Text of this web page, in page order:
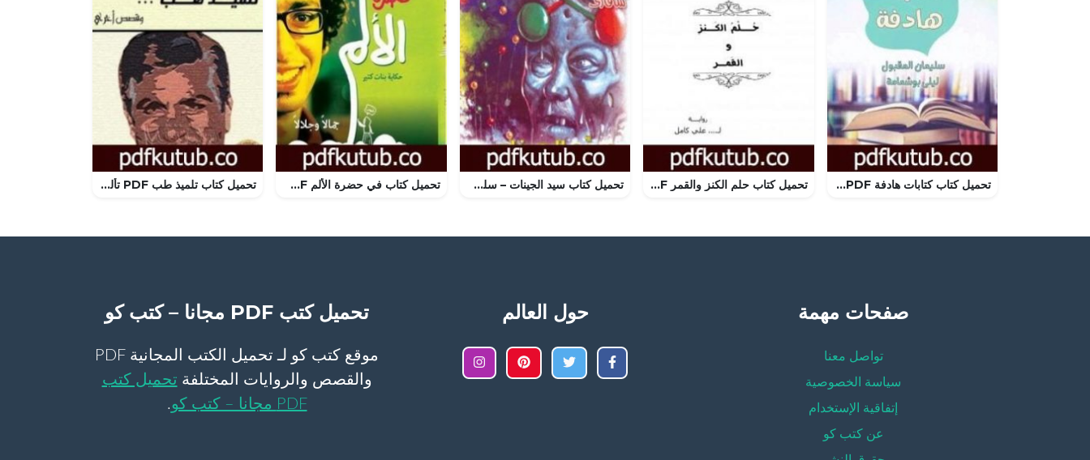
تحميل كتاب كتابات هادفة PDF تأليف مجموعة من المؤلفين مجانا [كامل] تحميل كتاب حلم الكنز والقمر PDF تأليف علي كامل مجانا [كامل] تحميل كتاب سيد الجينات – سلسلة سافاري PDF تأليف أحمد خالد توفيق مجانا [كامل] تحميل كتاب في حضرة الألم PDF تأليف أمنية الشرنوبي مجانا [كامل] تحميل كتاب تلميذ طب PDF تأليف يوسف إدريس مجانا [كامل]
صفحات مهمة
تواصل معنا
سياسة الخصوصية
إتفاقية الإستخدام
عن كتب كو
حول العالم تحميل كتب PDF مجانا – كتب كو
موقع كتب كو لـ تحميل الكتب المجانية PDF
والقصص والروايات المختلفة تحميل كتب
PDF مجانا – كتب كو
.